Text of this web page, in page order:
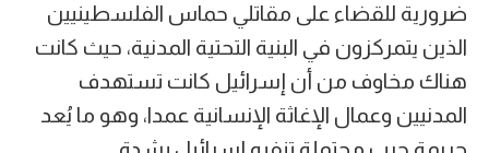
ضرورية للقضاء على مقاتلي حماس الفلسطينيين
الذين يتمركزون في البنية التحتية المدنية، حيث كانت
هناك مخاوف من أن إسرائيل كانت تستهدف
المدنيين وعمال الإغاثة الإنسانية عمدا، وهو ما يُعد